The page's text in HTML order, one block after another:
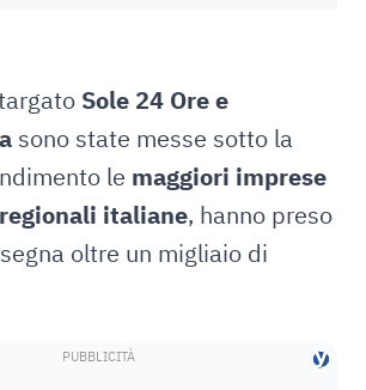
Sole 24 Ore e
sono state messe sotto la
le maggiori imprese
italiane, hanno preso
oltre un migliaio di